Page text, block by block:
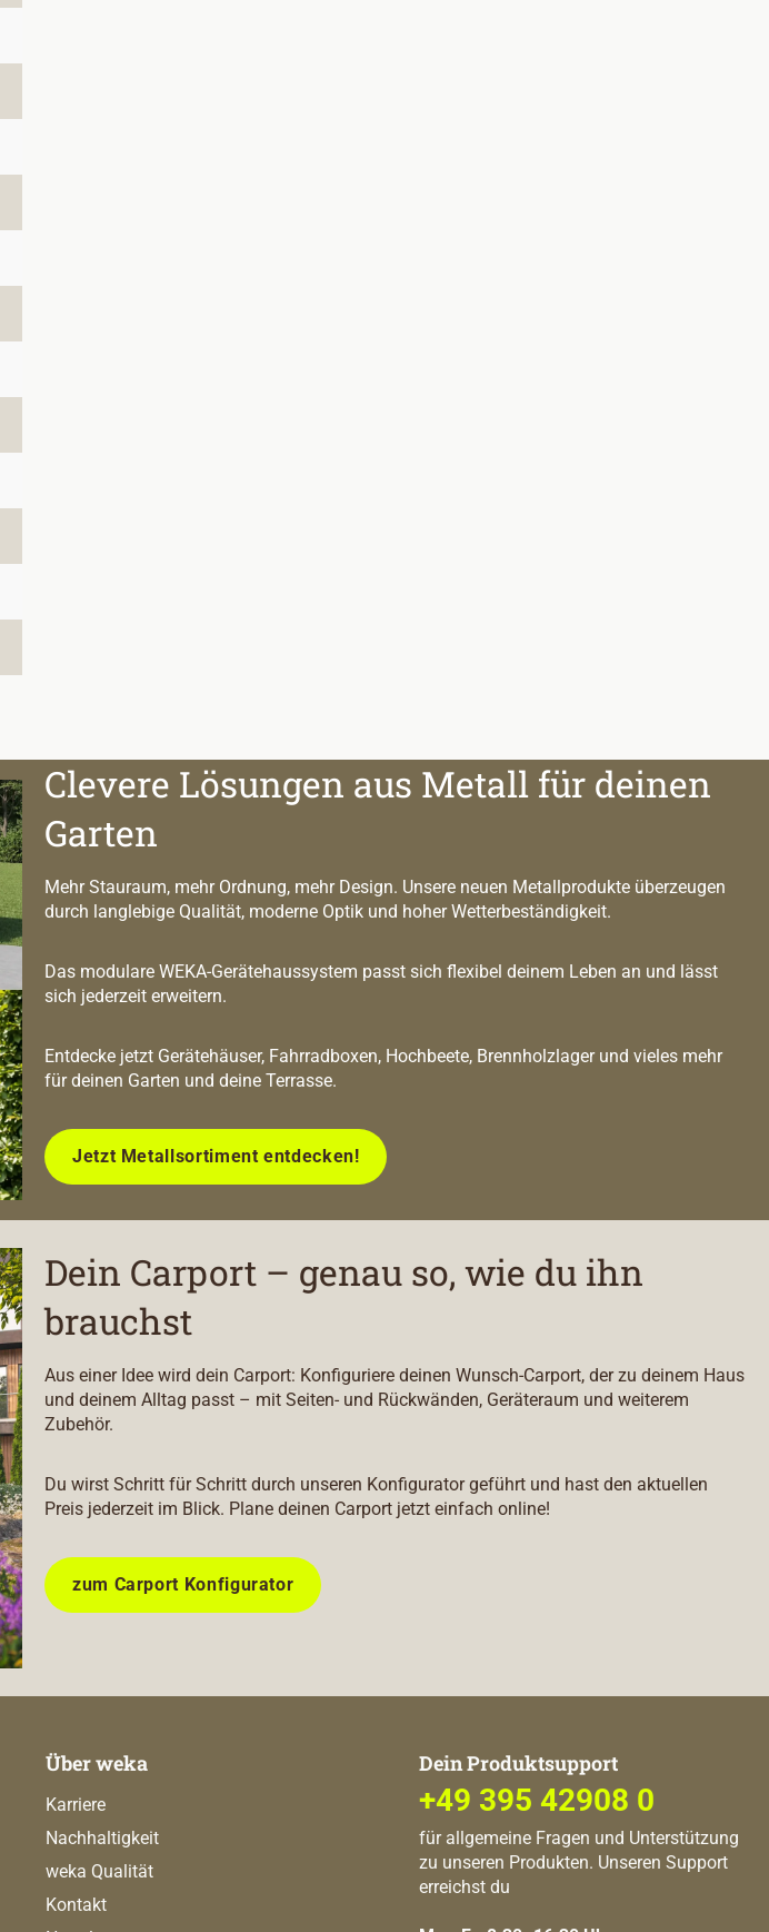
Clevere Lösungen aus Metall für deinen
Garten
Mehr Stauraum, mehr Ordnung, mehr Design. Unsere neuen Metallprodukte überzeugen
durch langlebige Qualität, moderne Optik und hoher Wetterbeständigkeit.
Das modulare WEKA-Gerätehaussystem passt sich flexibel deinem Leben an und lässt
sich jederzeit erweitern.
Entdecke jetzt Gerätehäuser, Fahrradboxen, Hochbeete, Brennholzlager und vieles mehr
für deinen Garten und deine Terrasse.
Jetzt Metallsortiment entdecken!
Dein Carport – genau so, wie du ihn
brauchst
Aus einer Idee wird dein Carport: Konfiguriere deinen Wunsch-Carport, der zu deinem Haus
und deinem Alltag passt – mit Seiten- und Rückwänden, Geräteraum und weiterem
Zubehör.
Du wirst Schritt für Schritt durch unseren Konfigurator geführt und hast den aktuellen
Preis jederzeit im Blick. Plane deinen Carport jetzt einfach online!
zum Carport Konfigurator
Über weka
Karriere
Nachhaltigkeit
weka Qualität
Kontakt
Dein Produktsupport
+49 395 42908 0
für allgemeine Fragen und Unterstützung
zu unseren Produkten. Unseren Support
erreichst du